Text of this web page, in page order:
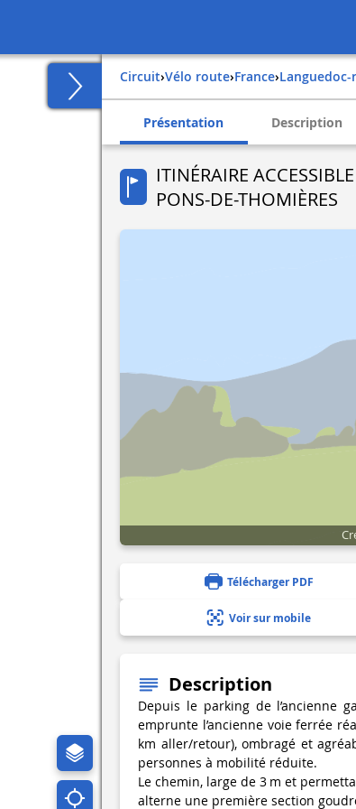
Circuit› Vélo route› france›
Présentation Description
ITINÉRAIRE
PONS-DE-THOMIÈRES
Télécharger PDF
Voir sur mobile
Description
Depuis le parking de l’ancienne
emprunte l’ancienne voie ferrée
km aller/retour), ombragé et
personnes à mobilité réduite.
Le chemin, large de 3 m et
alterne une première section